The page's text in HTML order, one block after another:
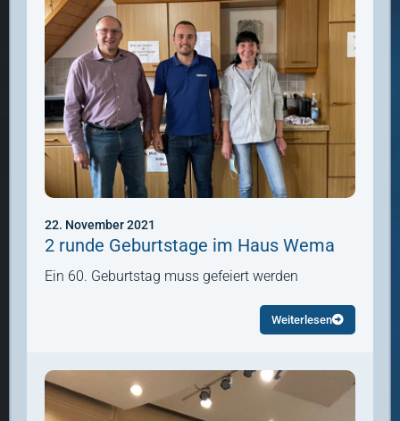
22. November 2021
2 runde Geburtstage im Haus Wema
Ein 60. Geburtstag muss gefeiert werden
Weiterlesen